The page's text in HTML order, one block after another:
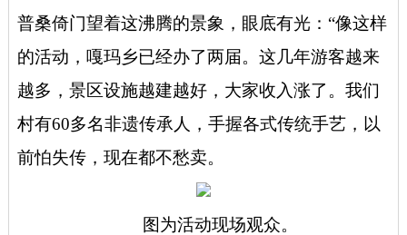
普桑倚门望着这沸腾的景象，眼底有光：“像这样
的活动，嘎玛乡已经办了两届。这几年游客越来
越多，景区设施越建越好，大家收入涨了。我们
村有60多名非遗传承人，手握各式传统手艺，以
前怕失传，现在都不愁卖。
图为活动现场观众。